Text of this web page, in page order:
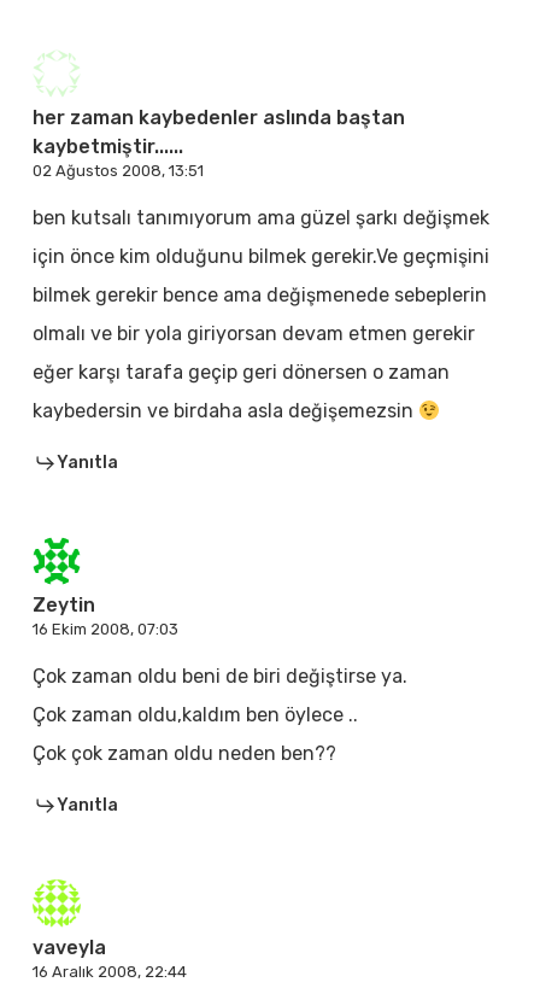
her zaman kaybedenler aslında baştan
kaybetmiştir......
02 Ağustos 2008, 13:51
ben kutsalı tanımıyorum ama güzel şarkı değişmek
için önce kim olduğunu bilmek gerekir.Ve geçmişini
bilmek gerekir bence ama değişmenede sebeplerin
olmalı ve bir yola giriyorsan devam etmen gerekir
eğer karşı tarafa geçip geri dönersen o zaman
kaybedersin ve birdaha asla değişemezsin
Yanıtla
Zeytin
16 Ekim 2008, 07:03
Çok zaman oldu beni de biri değiştirse ya.
Çok zaman oldu,kaldım ben öylece ..
Çok çok zaman oldu neden ben??
Yanıtla
vaveyla
16 Aralık 2008, 22:44